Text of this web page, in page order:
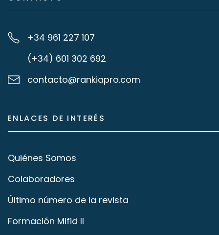
+34 961 227 107
(+34) 601 302 692
contacto@rankiapro.com
ENLACES DE INTERÉS
Quiénes Somos
Colaboradores
Último número de la revista
Formación Mifid II